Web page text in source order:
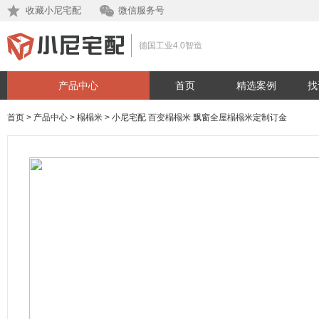
收藏小尼宅配 微信服务号
德国工业4.0智造
产品中心 首页 精选案例
首页 > 产品中心 > 榻榻米 > 小尼宅配 百变榻榻米 飘窗全屋榻榻米定制订金